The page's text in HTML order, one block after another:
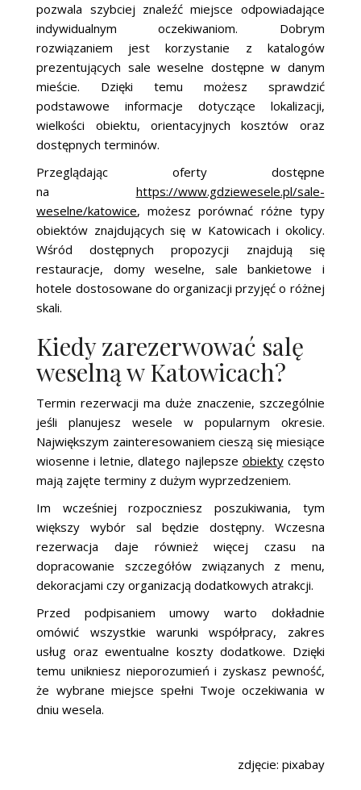
pozwala szybciej znaleźć miejsce odpowiadające
indywidualnym oczekiwaniom. Dobrym
rozwiązaniem jest korzystanie z katalogów
prezentujących sale weselne dostępne w danym
mieście. Dzięki temu możesz sprawdzić
podstawowe informacje dotyczące lokalizacji,
wielkości obiektu, orientacyjnych kosztów oraz
dostępnych terminów.
Przeglądając oferty dostępne
na https://www.gdziewesele.pl/sale-
weselne/katowice, możesz porównać różne typy
obiektów znajdujących się w Katowicach i okolicy.
Wśród dostępnych propozycji znajdują się
restauracje, domy weselne, sale bankietowe i
hotele dostosowane do organizacji przyjęć o różnej
skali.
Kiedy zarezerwować salę
weselną w Katowicach?
Termin rezerwacji ma duże znaczenie, szczególnie
jeśli planujesz wesele w popularnym okresie.
Największym zainteresowaniem cieszą się miesiące
wiosenne i letnie, dlatego najlepsze obiektyczęsto
mają zajęte terminy z dużym wyprzedzeniem.
Im wcześniej rozpoczniesz poszukiwania, tym
większy wybór sal będzie dostępny. Wczesna
rezerwacja daje również więcej czasu na
dopracowanie szczegółów związanych z menu,
dekoracjami czy organizacją dodatkowych atrakcji.
Przed podpisaniem umowy warto dokładnie
omówić wszystkie warunki współpracy, zakres
usług oraz ewentualne koszty dodatkowe. Dzięki
temu unikniesz nieporozumień i zyskasz pewność,
że wybrane miejsce spełni Twoje oczekiwania w
dniu wesela.
zdjęcie: pixabay